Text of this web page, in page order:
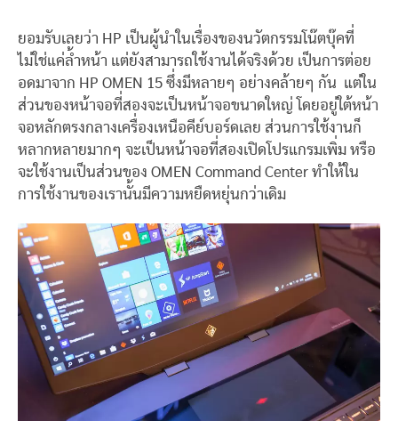
ยอมรับเลยว่า HP เป็นผู้นำในเรื่องของนวัตกรรมโน๊ตบุ๊คที่
ไม่ใช่แค่ล้ำหน้า แต่ยังสามารถใช้งานได้จริงด้วย เป็นการต่อย
อดมาจาก HP OMEN 15 ซึ่งมีหลายๆ อย่างคล้ายๆ กัน แต่ใน
ส่วนของหน้าจอที่สองจะเป็นหน้าจอขนาดใหญ่ โดยอยู่ใต้หน้า
จอหลักตรงกลางเครื่องเหนือคีย์บอร์ดเลย ส่วนการใช้งานก็
หลากหลายมากๆ จะเป็นหน้าจอที่สองเปิดโปรแกรมเพิ่ม หรือ
จะใช้งานเป็นส่วนของ OMEN Command Center ทำให้ใน
การใช้งานของเรานั้นมีความหยืดหยุ่นกว่าเดิม